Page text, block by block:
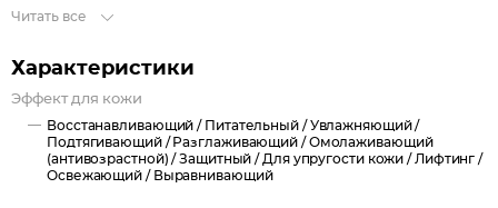
ультраувлажнение кожи до 120 часов: восстанавливает
естественный уровень гидратации в эпидермисе, создает
барьер, препятствующий потере влаги, укрепляет, защищает
кожу от обезвоживания и снижения эластичности.
Центелла азиатская запускает в коже естественный процесс
Читать все
Характеристики
Эффект для кожи
Восстанавливающий / Питательный /Увлажняющий /
Подтягивающий / Разглаживающий /Омолаживающий
(антивозрастной) /Защитный / Для упругости кожи / Лифтинг /
Освежающий / Выравнивающий